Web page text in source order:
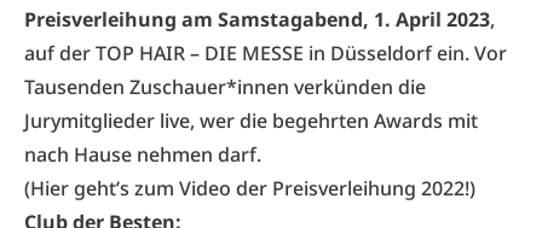
Preisverleihung am Samstagabend, 1. April 2023,
auf derTOP HAIR – DIE MESSE in Düsseldorf ein. Vor
Tausenden Zuschauer*innen verkünden die
Jurymitglieder live, wer die begehrten Awards mit
nach Hause nehmen darf.
(Hier geht’s zum Video der Preisverleihung 2022!)
Club der Besten: